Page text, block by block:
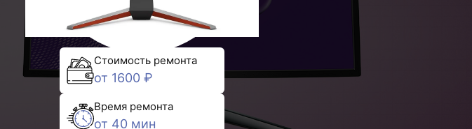
Стоимость ремонта
от 1600 ₽
Время ремонта
от 40 мин